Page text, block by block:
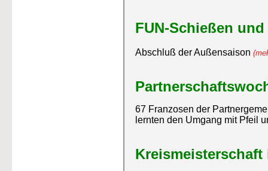
FUN-Schießen und
Abschluß der Außensaison
67 Franzosen der
lernten den Umgang mit Pfeil
Kreismeisterschaft